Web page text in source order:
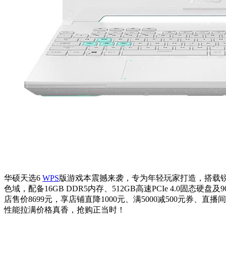
华硕天选6 WPS版游戏本震撼来袭，专为年轻玩家打造，搭载
色域，配备16GB DDR5内存、512GB高速PCIe 4.0固态硬盘
店售价8699元，享店铺直降1000元、满5000减500元券、直
性能拉满价格真香，抢购正当时！